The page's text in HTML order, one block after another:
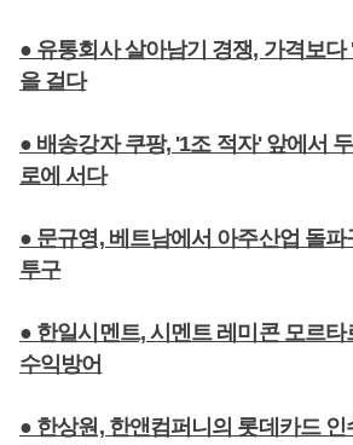
● 유통회사 살아남기 경쟁, 가격보
을 걸다
● 배송강자 쿠팡, '1조 적자' 앞에서
로에 서다
● 문규영, 베트남에서 아주산업 돌파
투구
● 한일시멘트, 시멘트 레미콘 모르
수익방어
● 한상원, 한앤컴퍼니의 롯데카드 인